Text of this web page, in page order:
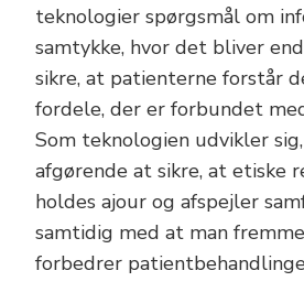
teknologier spørgsmål om
samtykke, hvor det bliver
sikre, at patienterne forstår
fordele, der er forbundet
Som teknologien udvikler
afgørende at sikre, at etiske
holdes ajour og afspejler
samtidig med at man
forbedrer